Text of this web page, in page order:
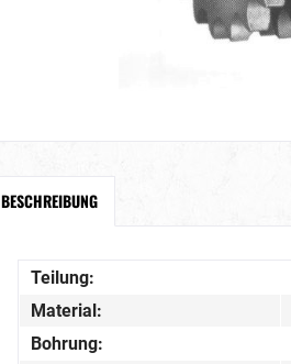
BESCHREIBUNG
Teilung:
Material:
Bohrung: